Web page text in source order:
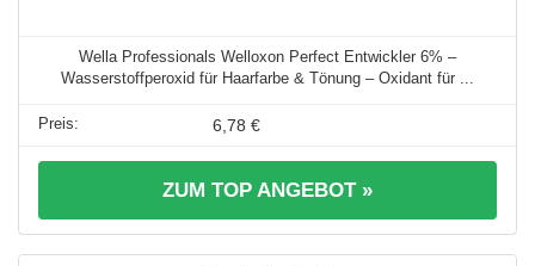
Wella Professionals Welloxon Perfect Entwickler 6% –
Wasserstoffperoxid für Haarfarbe & Tönung – Oxidant für ...
6,78 €
ZUM TOP ANGEBOT »